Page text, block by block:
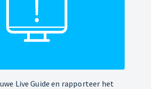
Live Guide en rapporteer het